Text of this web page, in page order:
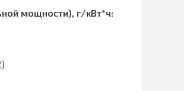
мощности), г/кВт*ч: